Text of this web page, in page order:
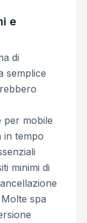
e
di
semplice
per mobile
in tempo
minimi di
spa